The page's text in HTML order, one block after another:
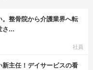
。整骨院から介護業界へ転
さ...
社員
主任！デイサービスの看